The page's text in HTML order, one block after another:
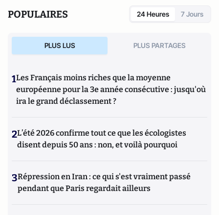
POPULAIRES 24 Heures 7 Jours
PLUS LUS PLUS PARTAGES
1Les Français moins riches que la moyenne
européenne pour la 3e année consécutive : jusqu'où
ira le grand déclassement ?
2L’été 2026 confirme tout ce que les écologistes
disent depuis 50 ans : non, et voilà pourquoi
3Répression en Iran : ce qui s'est vraiment passé
pendant que Paris regardait ailleurs